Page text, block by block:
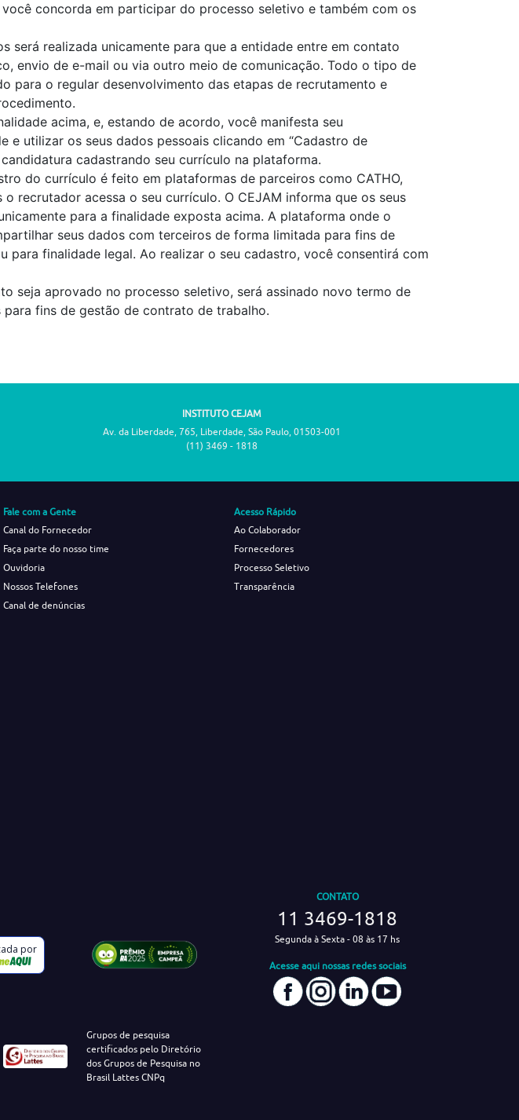
você concorda em participar do processo seletivo e também com os
será realizada unicamente para que a entidade entre em contato
envio de e-mail ou via outro meio de comunicação. Todo o tipo de
para o regular desenvolvimento das etapas de recrutamento e
acima, e, estando de acordo, você manifesta seu
e utilizar os seus dados pessoais clicando em “Cadastro de
cadastrando seu currículo na plataforma.
do currículo é feito em plataformas de parceiros como CATHO,
recrutador acessa o seu currículo. O CEJAM informa que os seus
para a finalidade exposta acima. A plataforma onde o
seus dados com terceiros de forma limitada para fins de
para finalidade legal. Ao realizar o seu cadastro, você consentirá com
seja aprovado no processo seletivo, será assinado novo termo de
fins de gestão de contrato de trabalho.
INSTITUTO CEJAM
Av. da Liberdade, 765, Liberdade, São Paulo, 01503-001
(11) 3469 - 1818
Fale com a Gente
Canal do Fornecedor
Faça parte do nosso time
Ouvidoria
Nossos Telefones
Canal de denúncias
Acesso Rápido
Ao Colaborador
Fornecedores
Processo Seletivo
Transparência
por
CONTATO
11 3469-1818
Segunda à Sexta - 08 às 17 hs
Acesse aqui nossas redes sociais
Grupos de pesquisa
certificados pelo Diretório
dos Grupos de Pesquisa no
Brasil Lattes CNPq